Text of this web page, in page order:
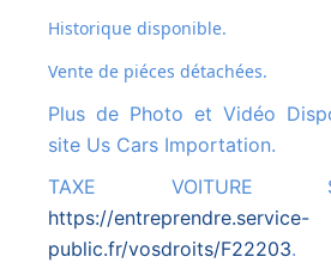
Historique disponible.
Vente de piéces détachées.
Plus de Photo et Vidéo Disponibles sur notre
site Us Cars Importation.
TAXE VOITURE
https://entreprendre.service-
public.fr/vosdroits/F22203.